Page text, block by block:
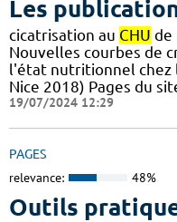
Les
cicatrisation au CHU de
Nouvelles courbes de
l'état nutritionnel chez
Nice 2018) Pages du
19/07/2024 12:29
PAGES
relevance: 48%
Outils